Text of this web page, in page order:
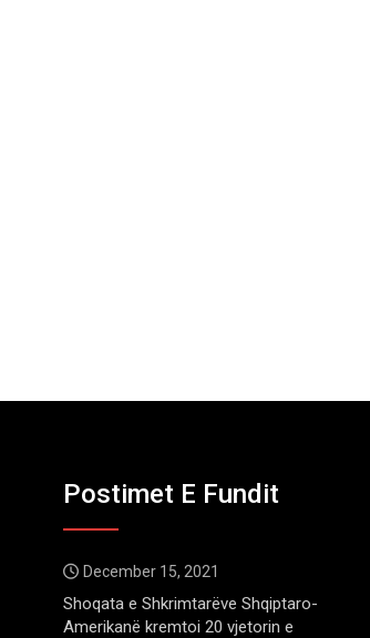
Postimet E Fundit
December 15, 2021
Shoqata e Shkrimtarëve Shqiptaro-
Amerikanë kremtoi 20 vjetorin e